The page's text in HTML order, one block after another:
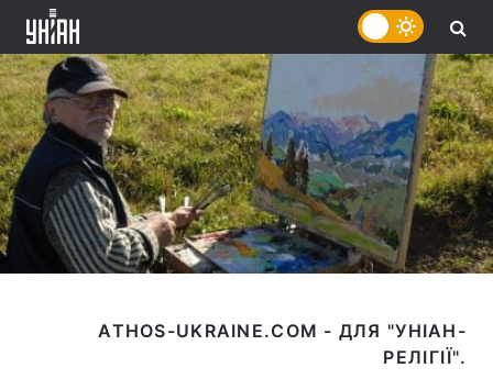
ATHOS-UKRAINE.COM - ДЛЯ "УНІАН-